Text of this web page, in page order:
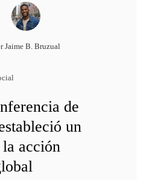
Jaime B. Bruzual
de
un
acción